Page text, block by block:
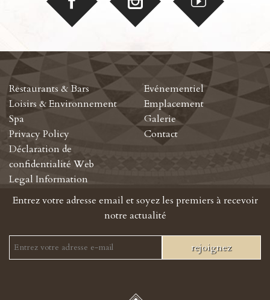
Restaurants & Bars
Loisirs & Environnement
Spa
Privacy Policy
Déclaration de
confidentialité Web
Legal Information
Evénementiel
Emplacement
Galerie
Contact
Entrez votre adresse email et soyez les premiers à recevoir
notre actualité
rejoignez